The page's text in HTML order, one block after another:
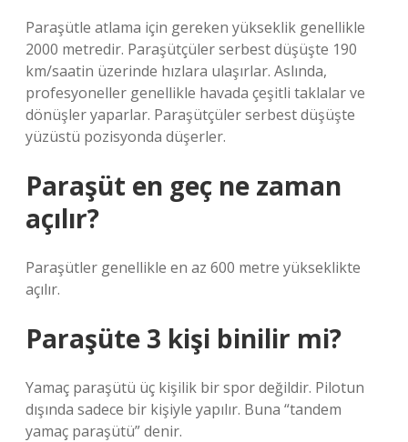
Paraşütle atlama için gereken yükseklik genellikle
2000 metredir. Paraşütçüler serbest düşüşte 190
km/saatin üzerinde hızlara ulaşırlar. Aslında,
profesyoneller genellikle havada çeşitli taklalar ve
dönüşler yaparlar. Paraşütçüler serbest düşüşte
yüzüstü pozisyonda düşerler.
Paraşüt en geç ne zaman
açılır?
Paraşütler genellikle en az 600 metre yükseklikte
açılır.
Paraşüte 3 kişi binilir mi?
Yamaç paraşütü üç kişilik bir spor değildir. Pilotun
dışında sadece bir kişiyle yapılır. Buna “tandem
yamaç paraşütü” denir.